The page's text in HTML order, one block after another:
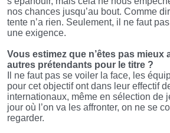
nos chances jusqu’au bout. Comme
tente n’a rien. Seulement, il ne faut
une exigence.
Vous estimez que n’êtes pas mieux
autres prétendants pour le titre ?
Il ne faut pas se voiler la face, les
pour cet objectif ont dans leur effectif
internationaux, même en sélection de
jour où l’on va les affronter, on ne se
regarder.